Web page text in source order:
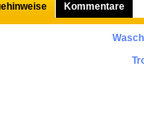
Kommentare